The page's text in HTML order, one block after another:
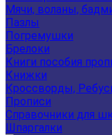
Мячи, воланы,
Пазлы
Погремушки
Брелоки
Книги пособия
Книжки
Кроссворды,
Прописи
Справочники для
Шпаргалки